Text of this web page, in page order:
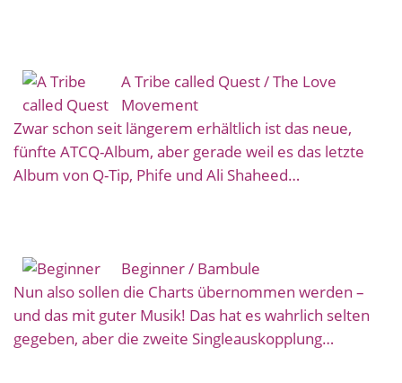
A Tribe called Quest / The Love
Movement
Zwar schon seit längerem erhältlich ist das neue,
fünfte ATCQ-Album, aber gerade weil es das letzte
Album von Q-Tip, Phife und Ali Shaheed…
Beginner / Bambule
Nun also sollen die Charts übernommen werden –
und das mit guter Musik! Das hat es wahrlich selten
gegeben, aber die zweite Singleauskopplung…